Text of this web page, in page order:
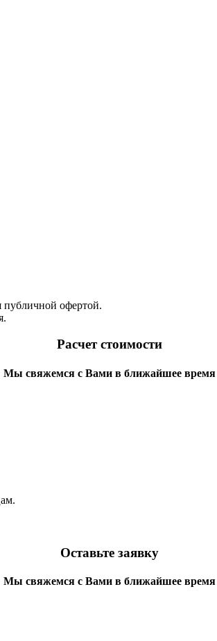
публичной офертой.
Расчет стоимости
Мы свяжемся с Вами в ближайшее время
Оставьте заявку
Мы свяжемся с Вами в ближайшее время